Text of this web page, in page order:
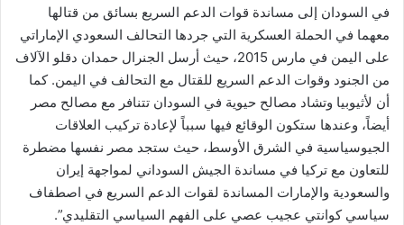
في السودان إلى مساندة قوات الدعم السريع بسائق من قتالها
معهما في الحملة العسكرية التي جردها التحالف السعودي الإماراتي
على اليمن في مارس 2015، حيث أرسل الجنرال حمدان دقلو الآلاف
من الجنود وقوات الدعم السريع للقتال مع التحالف في اليمن. كما
أن لأثيوبيا وتشاد مصالح حيوية في السودان تتنافر مع مصالح مصر
أيضاً، وعندها ستكون الوقائع فيها سبباً لإعادة تركيب العلاقات
الجيوسياسية في الشرق الأوسط، حيث ستجد مصر نفسها مضطرة
للتعاون مع تركيا في مساندة الجيش السوداني لمواجهة إيران
والسعودية والإمارات المساندة لقوات الدعم السريع في اصطفاف
سياسي كوانتي عجيب عصي على الفهم السياسي التقليدي”.